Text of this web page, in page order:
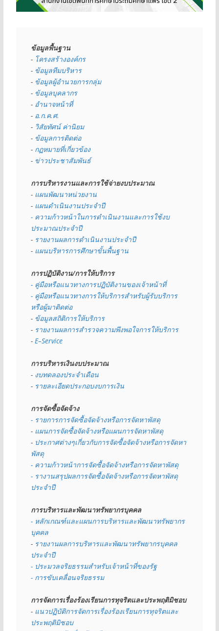
ข้อมูลพื้นฐาน
- โครงสร้างองค์กร
- ข้อมูลทีมบริหาร
- ข้อมูลผู้อำนวยการกลุ่ม
- ข้อมูลบุคลากร
- อำนาจหน้าที่
- อ.ก.ค.ศ.
- วิสัยทัศน์ ค่านิยม
- ข้อมูลการติดต่อ
- กฏหมายที่เกี่ยวข้อง
- ข่าวประชาสัมพันธ์
การบริหารงานและการใช้จ่ายงบประมาณ
- แผนพัฒนาหน่วยงาน
- แผนดำเนินงานประจำปี
- ความก้าวหน้าในการดำเนินงานและการใช้งบ
ประมาณประจำปี
- รายงานผลการดำเนินงานประจำปี
- แผนบริหารการศึกษาขั้นพื้นฐาน
การปฏิบัติงาน/การให้บริการ
- คู่มือหรือแนวทางการปฏิบัติงานของเจ้าหน้าที่
- คู่มือหรือแนวทางการให้บริการสำหรับผู้รับบริการ
หรือผู้มาติดต่อ
- ข้อมูลสถิติการให้บริการ
- รายงานผลการสำรวจความพึงพอใจการให้บริการ
- E–Service
การบริหารเงินงบประมาณ
- งบทดลองประจำเดือน
- รายละเอียดประกอบงบการเงิน
การจัดซื้อจัดจ้าง
- รายการการจัดซื้อจัดจ้างหรือการจัดหาพัสดุ
- แผนการจัดซื้อจัดจ้างหรือแผนการจัดหาพัสดุ
- ประกาศต่างๆเกี่ยวกับการจัดซื้อจัดจ้างหรือการจัดหา
พัสดุ
- ความก้าวหน้าการจัดซื้อจัดจ้างหรือการจัดหาพัสดุ
- รางานสรุปผลการจัดซื้อจัดจ้างหรือการจัดหาพัสดุ
ประจำปี
การบริหารและพัฒนาทรัพยากรบุคคล
- หลักเกณฑ์และแผนการบริหารและพัฒนาทรัพยากร
บุคคล
- รายงานผลการบริหารและพัฒนาทรัพยากรบุคคล
ประจำปี
- ประมวลจริยธรรมสำหรับเจ้าหน้าที่ของรัฐ
- การขับเคลื่อนจริยธรรม
การจัดการเรื่องร้องเรียนการทุจริตและประพฤติมิชอบ
- แนวปฏิบัติการจัดการเรื่องร้องเรียนการทุจริตและ
ประพฤติมิชอบ